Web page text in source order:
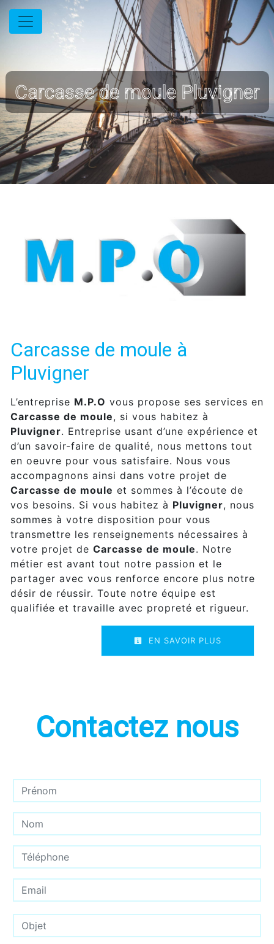
Panneau de gestion des cookies
Carcasse de moule Pluvigner
Carcasse de moule à
Pluvigner
L’entreprise M.P.O vous propose ses services en
Carcasse de moule, si vous habitez à
Pluvigner. Entreprise usant d’une expérience et
d’un savoir-faire de qualité, nous mettons tout
en oeuvre pour vous satisfaire. Nous vous
accompagnons ainsi dans votre projet de
Carcasse de moule et sommes à l’écoute de
vos besoins. Si vous habitez à Pluvigner, nous
sommes à votre disposition pour vous
transmettre les renseignements nécessaires à
votre projet de Carcasse de moule. Notre
métier est avant tout notre passion et le
partager avec vous renforce encore plus notre
désir de réussir. Toute notre équipe est
qualifiée et travaille avec propreté et rigueur.
EN SAVOIR PLUS
Contactez nous